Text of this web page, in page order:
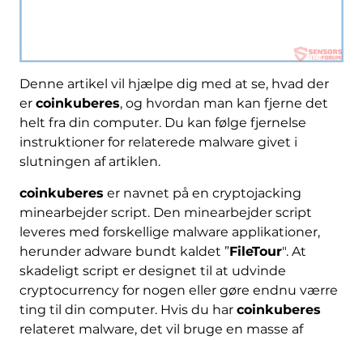
Denne artikel vil hjælpe dig med at se, hvad der
er coinkuberes, og hvordan man kan fjerne det
helt fra din computer. Du kan følge fjernelse
instruktioner for relaterede malware givet i
slutningen af ​​artiklen.
coinkuberes er navnet på en cryptojacking
minearbejder script. Den minearbejder script
leveres med forskellige malware applikationer,
herunder adware bundt kaldet ”FileTour". At
skadeligt script er designet til at udvinde
cryptocurrency for nogen eller gøre endnu værre
ting til din computer. Hvis du har coinkuberes
relateret malware, det vil bruge en masse af